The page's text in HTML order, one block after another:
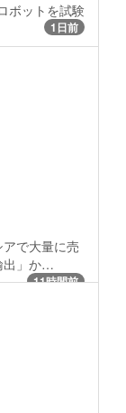
ボットを試験
1日前
で大量に売
出」か…
11時間前